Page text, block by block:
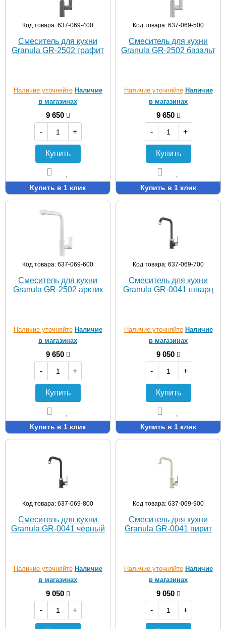
Код товара: 637-069-400
Смеситель для кухни
Granula GR-2502 графит
Наличие уточняйте Наличие
в магазинах
9 650
-
+
Купить
Купить в 1 клик
Код товара: 637-069-500
Смеситель для кухни
Granula GR-2502 базальт
Наличие уточняйте Наличие
в магазинах
9 650
-
+
Купить
Купить в 1 клик
Код товара: 637-069-600
Смеситель для кухни
Granula GR-2502 арктик
Наличие уточняйте Наличие
в магазинах
9 650
-
+
Купить
Купить в 1 клик
Код товара: 637-069-700
Смеситель для кухни
Granula GR-0041 шварц
Наличие уточняйте Наличие
в магазинах
9 050
-
+
Купить
Купить в 1 клик
Код товара: 637-069-800
Смеситель для кухни
Granula GR-0041 чёрный
Наличие уточняйте Наличие
в магазинах
9 050
-
+
Код товара: 637-069-900
Смеситель для кухни
Granula GR-0041 пирит
Наличие уточняйте Наличие
в магазинах
9 050
-
+